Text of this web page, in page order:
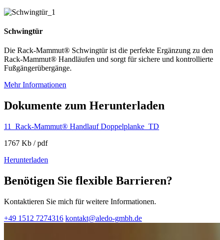
Schwingtür
Die Rack-Mammut® Schwingtür ist die perfekte Ergänzung zu den
Rack-Mammut® Handläufen und sorgt für sichere und kontrollierte
Fußgängerübergänge.
Mehr Informationen
Dokumente zum Herunterladen
11_Rack-Mammut® Handlauf Doppelplanke_TD
1767 Kb / pdf
Herunterladen
Benötigen Sie flexible Barrieren?
Kontaktieren Sie mich für weitere Informationen.
+49 1512 7274316 kontakt@aledo-gmbh.de